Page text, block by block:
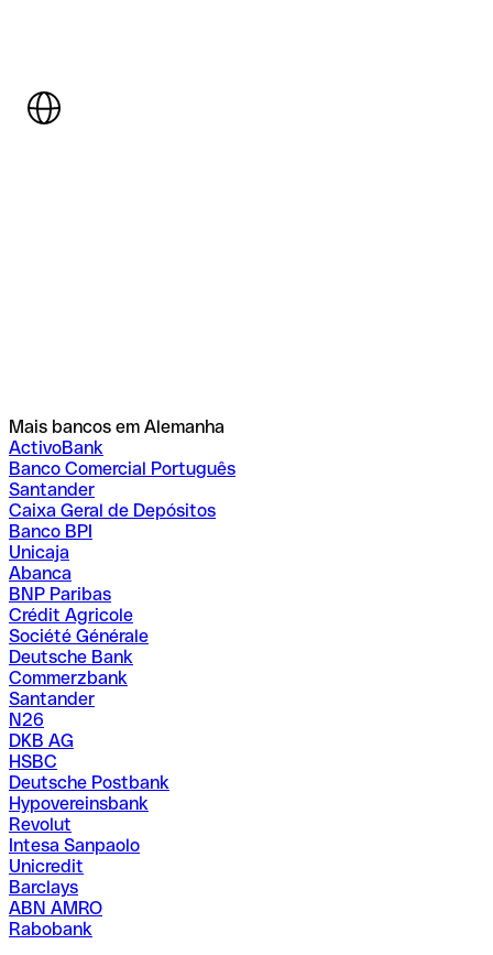
Mais bancos em Alemanha
ActivoBank
Banco Comercial Português
Santander
Caixa Geral de Depósitos
Banco BPI
Unicaja
Abanca
BNP Paribas
Crédit Agricole
Société Générale
Deutsche Bank
Commerzbank
Santander
N26
DKB AG
HSBC
Deutsche Postbank
Hypovereinsbank
Revolut
Intesa Sanpaolo
Unicredit
Barclays
ABN AMRO
Rabobank